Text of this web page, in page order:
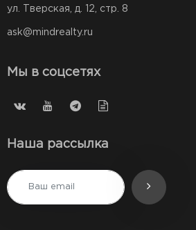
ул. Тверская, д. 12, стр. 8
ask@mindrealty.ru
Мы в соцсетях
Наша рассылка